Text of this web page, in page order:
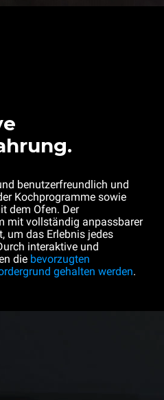
benutzerfreundlich und
Kochprogramme sowie
dem Ofen. Der
mit vollständig anpassbarer
um das Erlebnis jedes
interaktive und
die bevorzugten
gehalten werden.